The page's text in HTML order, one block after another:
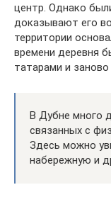
центр. Однако
доказывают его
территории
времени деревня
татарами и
В Дубне много
связанных с
Здесь можно
набережную и